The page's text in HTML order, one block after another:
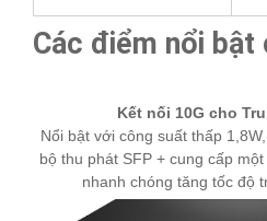
Các điểm nổi bật
Kết nối 10G cho
Nổi bật với công suất thấp
bộ thu phát SFP + cung cấp
nhanh chóng tăng tốc độ